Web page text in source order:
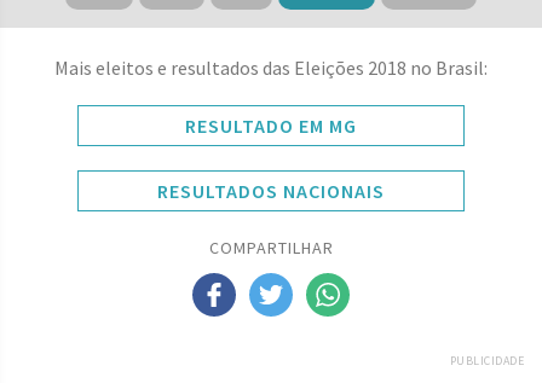
Mais eleitos e resultados das Eleições 2018 no Brasil:
RESULTADO EM MG
RESULTADOS NACIONAIS
COMPARTILHAR
PUBLICIDADE